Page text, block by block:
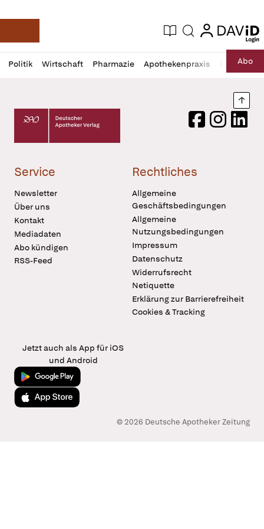
Deutsche Apotheker Zeitung
Aktuelle Ausgabe
Suche login
login
Politik Wirtschaft Pharmazie Apothekenpraxis RechtAbo
Profil
öffnen
Daz
Pur
Deutscher Apotheker Verlag Logo
FacebookInstagram
Service
Newsletter
Über uns
Kontakt
Mediadaten
Abo kündigen
RSS-Feed
Rechtliches
Allgemeine
Geschäftsbedingungen
Allgemeine
Nutzungsbedingungen
Impressum
Datenschutz
Widerrufsrecht
Netiquette
Erklärung zur Barrierefreiheit
Cookies & Tracking
Jetzt auch als App für iOS
und Android
Jetzt bei Google Play
Laden im App Store
© 2026 Deutsche Apotheker Zeitung